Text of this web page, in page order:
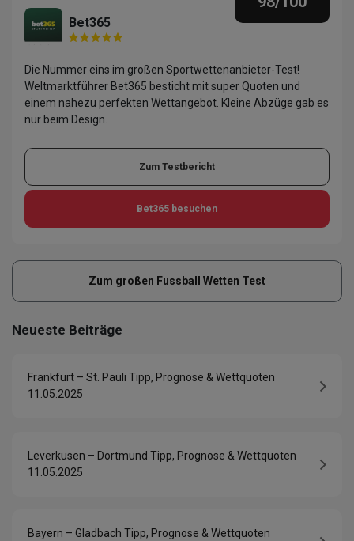
Bet365
Die Nummer eins im großen Sportwettenanbieter-Test!
Weltmarktführer Bet365 besticht mit super Quoten und
einem nahezu perfekten Wettangebot. Kleine Abzüge gab es
nur beim Design.
Zum Testbericht
Bet365 besuchen
Zum großen Fussball Wetten Test
Neueste Beiträge
Frankfurt – St. Pauli Tipp, Prognose & Wettquoten
11.05.2025
Leverkusen – Dortmund Tipp, Prognose & Wettquoten
11.05.2025
Bayern – Gladbach Tipp, Prognose & Wettquoten